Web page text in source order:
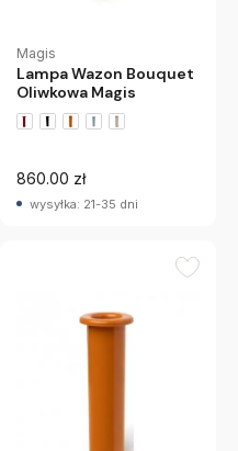
Magis
Lampa Wazon Bouquet
Oliwkowa Magis
860.00 zł
wysyłka: 21-35 dni